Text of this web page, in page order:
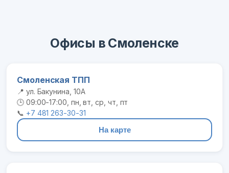
Офисы в Смоленске
Смоленская ТПП
📍 ул. Бакунина, 10А
🕒 09:00-17:00, пн, вт, ср, чт, пт
📞 +7 481 263-30-31
На карте